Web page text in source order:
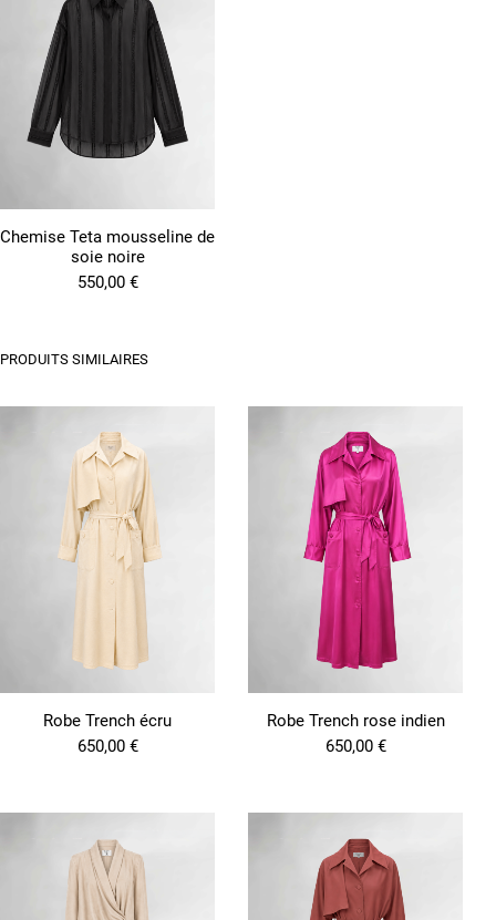
Chemise Teta mousseline de
soie noire
550,00 €
PRODUITS SIMILAIRES
Robe Trench écru
650,00 €
Robe Trench rose indien
650,00 €